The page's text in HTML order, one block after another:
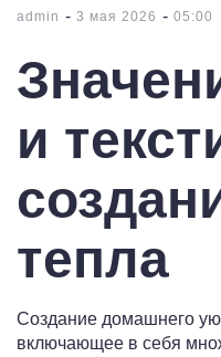
admin - 3 мая 2026 - 05:00
и
тепла
Создание домашнего
включающее в себя